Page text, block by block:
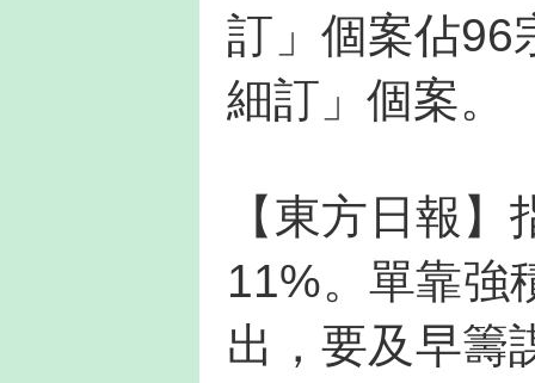
訂」個案佔96
細訂」個案。
【東方日報
11%。單靠強
出，要及早籌